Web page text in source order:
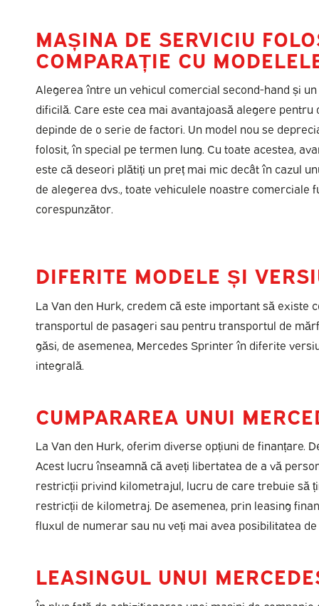
MAȘINA DE SERVICIU
COMPARAȚIE CU
Alegerea între un vehicul comercial second-hand și
dificilă. Care este cea mai avantajoasă alegere pentru
depinde de o serie de factori. Un model nou se
folosit, în special pe termen lung. Cu toate acestea,
este că deseori plătiți un preț mai mic decât în cazul
de alegerea dvs., toate vehiculele noastre comerciale
corespunzător.
DIFERITE MODELE ȘI
La Van den Hurk, credem că este important să
transportul de pasageri sau pentru transportul de
găsi, de asemenea, Mercedes Sprinter în diferite
integrală.
CUMPARAREA UNUI
La Van den Hurk, oferim diverse opțiuni de finanțare.
Acest lucru înseamnă că aveți libertatea de a vă
restricții privind kilometrajul, lucru de care trebuie să
restricții de kilometraj. De asemenea, prin leasing
fluxul de numerar sau nu veți mai avea posibilitatea
LEASINGUL UNUI